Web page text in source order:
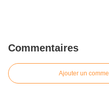
Commentaires
Ajouter un